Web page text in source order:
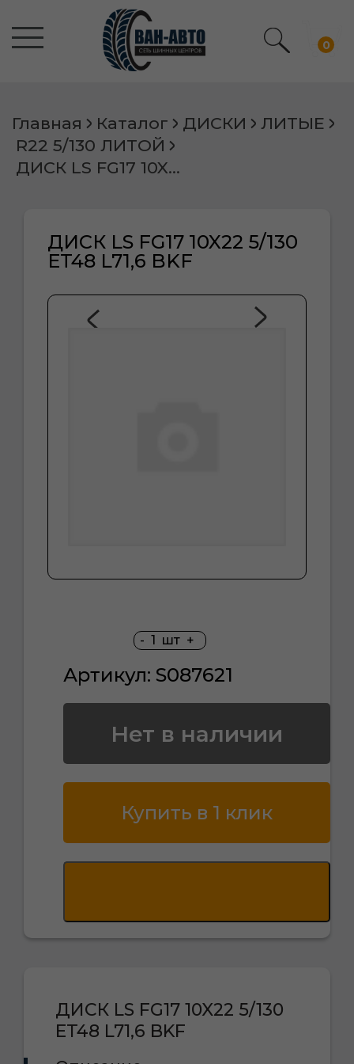
0
Главная Каталог ДИСКИ
ЛИТЫЕ
R22 5/130 ЛИТОЙ
ДИСК LS FG17 10X22 5/130 ET48 L71,6 BKF
ДИСК LS FG17 10X22 5/130
ET48 L71,6 BKF
- 1 шт +
Артикул: S087621
Нет в наличии
Купить в 1 клик
ДИСК LS FG17 10X22 5/130
ET48 L71,6 BKF